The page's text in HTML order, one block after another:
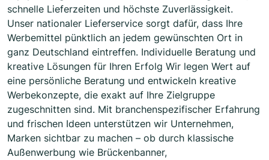
schnelle Lieferzeiten und höchste Zuverlässigkeit.
Unser nationaler Lieferservice sorgt dafür, dass Ihre
Werbemittel pünktlich an jedem gewünschten Ort in
ganz Deutschland eintreffen. Individuelle Beratung und
kreative Lösungen für Ihren Erfolg Wir legen Wert auf
eine persönliche Beratung und entwickeln kreative
Werbekonzepte, die exakt auf Ihre Zielgruppe
zugeschnitten sind. Mit branchenspezifischer Erfahrung
und frischen Ideen unterstützen wir Unternehmen,
Marken sichtbar zu machen – ob durch klassische
Außenwerbung wie Brückenbanner,